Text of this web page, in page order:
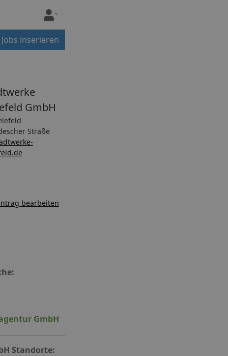
Jobs inserieren
GmbH
Straße
bearbeiten
GmbH
Standorte: